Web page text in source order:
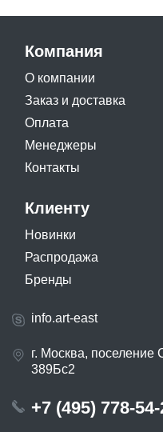
Компания
О компании
Заказ и доставка
Оплата
Менеджеры
Контакты
Клиенту
Новинки
Распродажа
Бренды
info.art-east
г. Москва, поселение
389Бс2
+7 (495) 778-